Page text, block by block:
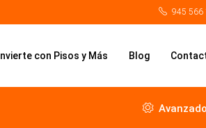
945 566
Invierte con Pisos y Más Blog
Avanzado